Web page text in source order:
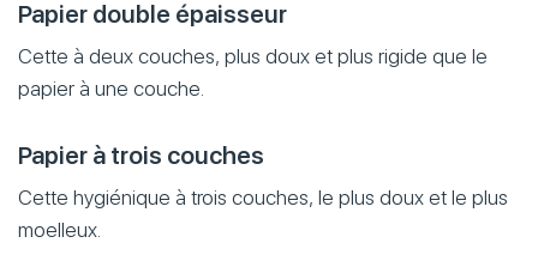
Papier double épaisseur
Cette à deux couches, plus doux et plus rigide que le
papier à une couche.
Papier à trois couches
Cette hygiénique à trois couches, le plus doux et le plus
moelleux.